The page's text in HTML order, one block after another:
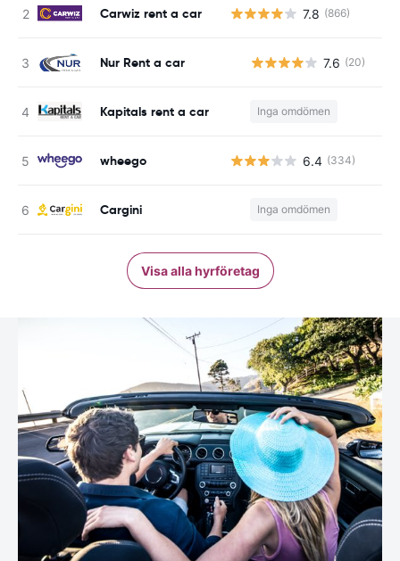
Carwiz rent a car 7.8 (866)
Nur Rent a car 7.6 (20)
Kapitals rent a car Inga omdömen
wheego 6.4 (334)
Cargini Inga omdömen
Visa alla hyrföretag